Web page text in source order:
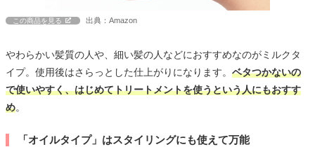
この商品を見る 出典：Amazon
やわらかい髪質の人や、細い髪の人などにおすすめなのがミルクタ
イプ。使用後はさらっとした仕上がりになります。 ベタつかないの
で使いやすく、はじめてトリートメントを使うという人にもおすす
め。
「オイルタイプ」はスタイリングにも使えて万能